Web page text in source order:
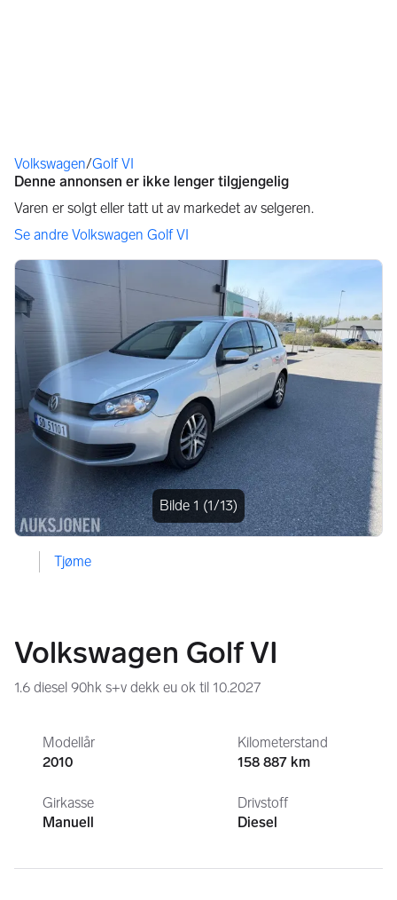
Du er her
Volkswagen/Golf VI
Bildegalleri
Bilde 1 (1/13)
Tjøme
Volkswagen Golf VI
1.6 diesel 90hk s+v dekk eu ok til 10.2027
Modellår
2010
Kilometerstand
158 887 km
Girkasse
Manuell
Drivstoff
Diesel